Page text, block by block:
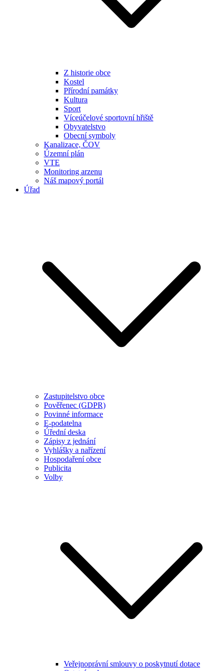
Z historie obce
Kostel
Přírodní památky
Kultura
Sport
Víceúčelové sportovní hřiště
Obyvatelstvo
Obecní symboly
Kanalizace, ČOV
Územní plán
VTE
Monitoring arzenu
Náš mapový portál
Úřad
Zastupitelstvo obce
Pověřenec (GDPR)
Povinné informace
E-podatelna
Úřední deska
Zápisy z jednání
Vyhlášky a nařízení
Hospodaření obce
Publicita
Volby
Veřejnoprávní smlouvy o poskytnutí dotace